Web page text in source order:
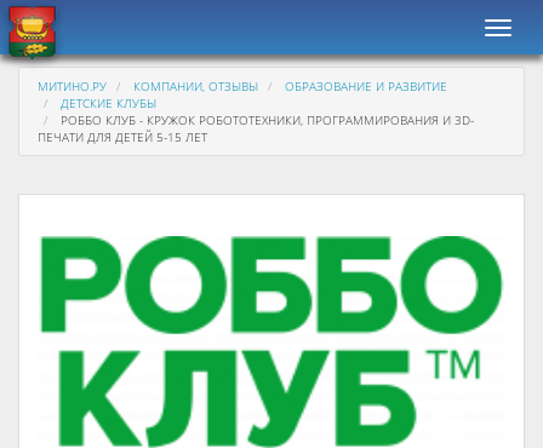
МИТИНО.РУ КОМПАНИИ, ОТЗЫВЫ
ОБРАЗОВАНИЕ И РАЗВИТИЕ
ДЕТСКИЕ КЛУБЫ
РОББО КЛУБ - КРУЖОК РОБОТОТЕХНИКИ, ПРОГРАММИРОВАНИЯ И 3D-
ПЕЧАТИ ДЛЯ ДЕТЕЙ 5-15 ЛЕТ